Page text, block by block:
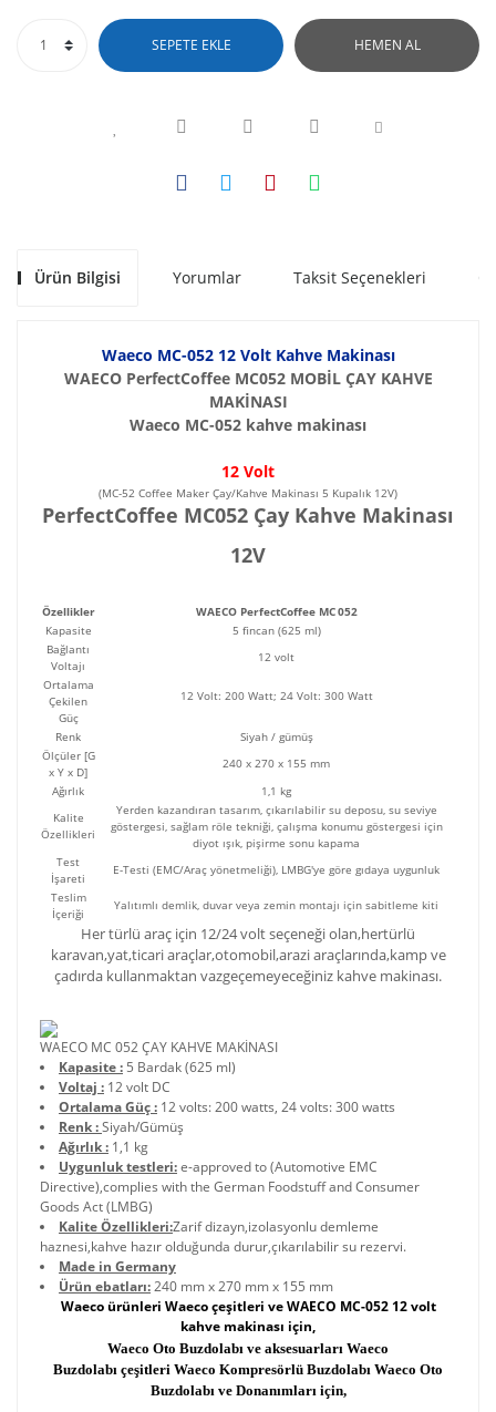
SEPETE EKLE HEMEN AL
Ürün Bilgisi Yorumlar Taksit Seçenekleri
Waeco MC-052 12 Volt Kahve Makinası
WAECO PerfectCoffee MC052 MOBİL ÇAY KAHVE
MAKİNASI
Waeco MC-052 kahve makinası
12 Volt
(MC-52 Coffee Maker Çay/Kahve Makinası 5 Kupalık 12V)
PerfectCoffee MC052 Çay Kahve Makinası
12V
Özellikler
WAECO PerfectCoffee MC 052
Kapasite
5 fincan (625 ml)
Bağlantı
Voltajı
12 volt
Ortalama
Çekilen
Güç
12 Volt: 200 Watt; 24 Volt: 300 Watt
Renk
Siyah / gümüş
Ölçüler [G
x Y x D]
240 x 270 x 155 mm
Ağırlık
1,1 kg
Kalite
Özellikleri
Yerden kazandıran tasarım, çıkarılabilir su deposu, su seviye
göstergesi, sağlam röle tekniği, çalışma konumu göstergesi için
diyot ışık, pişirme sonu kapama
Test
İşareti
E-Testi (EMC/Araç yönetmeliği), LMBG'ye göre gıdaya uygunluk
Teslim
İçeriği
Yalıtımlı demlik, duvar veya zemin montajı için sabitleme kiti
Her türlü araç için 12/24 volt seçeneği olan,hertürlü
karavan,yat,ticari araçlar,otomobil,arazi araçlarında,kamp ve
çadırda kullanmaktan vazgeçemeyeceğiniz kahve makinası.
WAECO MC 052 ÇAY KAHVE MAKİNASI
Kapasite : 5 Bardak (625 ml)
Voltaj : 12 volt DC
Ortalama Güç : 12 volts: 200 watts, 24 volts: 300 watts
Renk :Siyah/Gümüş
Ağırlık : 1,1 kg
Uygunluk testleri:e-approved to (Automotive EMC
Directive),complies with the German Foodstuff and Consumer
Goods Act (LMBG)
Kalite Özellikleri:Zarif dizayn,izolasyonlu demleme
haznesi,kahve hazır olduğunda durur,çıkarılabilir su rezervi.
Made in Germany
Ürün ebatları:240 mm x 270 mm x 155 mm
Waeco ürünleri Waeco çeşitleri ve WAECO MC-052 12 volt
kahve makinası için,
Waeco Oto Buzdolabı ve aksesuarları Waeco
Buzdolabı çeşitleri Waeco Kompresörlü Buzdolabı Waeco Oto
Buzdolabı ve Donanımları için,